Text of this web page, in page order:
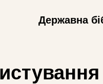
Державна